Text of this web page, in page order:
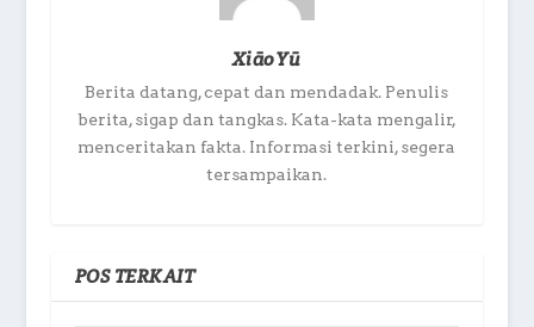
XiāoYū
Berita datang, cepat dan mendadak. Penulis
berita, sigap dan tangkas. Kata-kata mengalir,
menceritakan fakta. Informasi terkini, segera
tersampaikan.
POS TERKAIT